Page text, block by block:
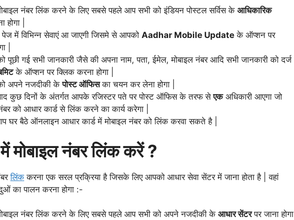
नंबर लिंक करने के लिए सबसे पहले आप सभी को इंडियन पोस्टल सर्विस के आधिकारिक
होगा |
में विभिन्न सेवाएं आ जाएगी जिसमे से आपको Aadhar Mobile Update के ऑप्शन पर
|
गई सभी जानकारी जैसे की अपना नाम, पता, ईमेल, मोबाइल नंबर आदि सभी जानकारी को दर्ज
के ऑप्शन पर क्लिक करना होगा |
अपने नजदीकी केपोस्ट ऑफिसका चयन कर लेना होगा |
कुछ दिनों के अंतर्गत आपके रजिस्टर पते पर पोस्ट ऑफिस के तरफ सेएकअधिकारी आएगा जो
को आधार कार्ड से लिंक करने का कार्य करेगा |
घर बैठे ऑनलाइन आधार कार्ड में मोबाइल नंबर को लिंक करवा सकते है |
मोबाइल नंबर लिंक करें ?
लिंक करना एक सरल प्रक्रिया है जिसके लिए आपको आधार सेवा सेंटर में जाना होता है | वहां
का पालन करना होगा :-
नंबर लिंक करने के लिए सबसे पहले आप सभी को अपने नजदीकी के आधार सेंटरपर जाना होगा